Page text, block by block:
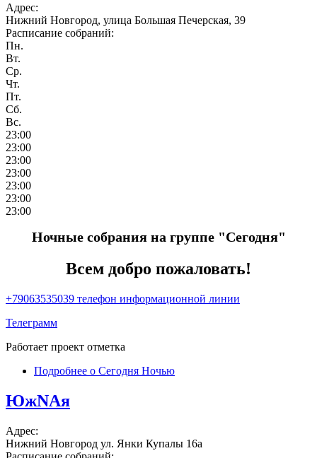
Адрес:
Нижний Новгород, улица Большая Печерская, 39
Расписание собраний:
Пн.
Вт.
Ср.
Чт.
Пт.
Сб.
Вс.
23:00
23:00
23:00
23:00
23:00
23:00
23:00
Ночные собрания на группе "Сегодня"
Всем добро пожаловать!
+79063535039 телефон информационной линии
Телеграмм
Работает проект отметка
Подробнее о Сегодня Нoчью
ЮжNAя
Адрес:
Нижний Новгород ул. Янки Купалы 16а